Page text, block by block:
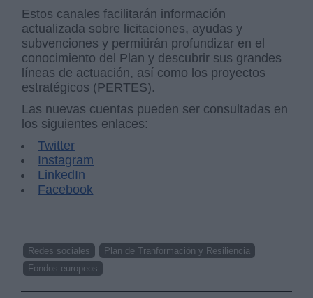
Estos canales facilitarán información
actualizada sobre licitaciones, ayudas y
subvenciones y permitirán profundizar en el
conocimiento del Plan y descubrir sus grandes
líneas de actuación, así como los proyectos
estratégicos (PERTES).
Las nuevas cuentas pueden ser consultadas en
los siguientes enlaces:
Twitter
Instagram
LinkedIn
Facebook
Redes sociales
Plan de Tranformación y Resiliencia
Fondos europeos